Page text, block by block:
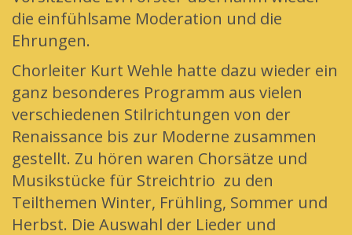
die einfühlsame Moderation und die
Ehrungen.
Chorleiter Kurt Wehle hatte dazu wieder ein
ganz besonderes Programm aus vielen
verschiedenen Stilrichtungen von der
Renaissance bis zur Moderne zusammen
gestellt. Zu hören waren Chorsätze und
Musikstücke für Streichtrio zu den
Teilthemen Winter, Frühling, Sommer und
Herbst. Die Auswahl der Lieder und